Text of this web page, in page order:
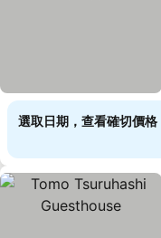
選取日期，查看確切價格